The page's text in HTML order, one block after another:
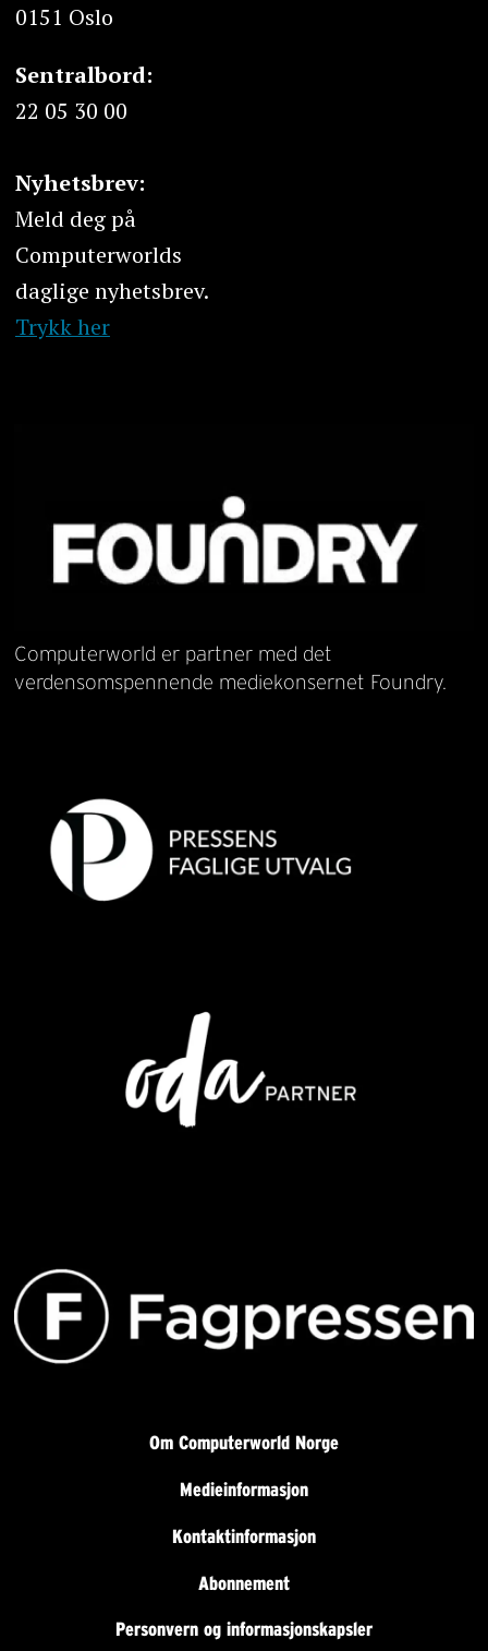
0151 Oslo
Sentralbord:
22 05 30 00
Nyhetsbrev:
Meld deg på
Computerworlds
daglige nyhetsbrev.
Trykk her
Computerworld er partner med det
verdensomspennende mediekonsernet Foundry.
Om Computerworld Norge
Medieinformasjon
Kontaktinformasjon
Abonnement
Personvern og informasjonskapsler